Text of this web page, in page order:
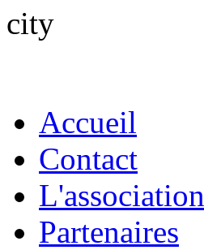
Accueil
Contact
L'association
Partenaires